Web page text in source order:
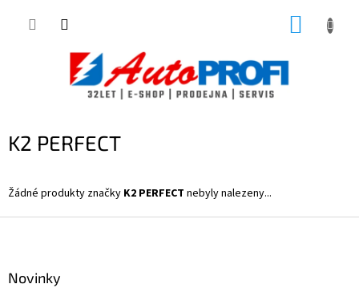
K2 PERFECT
Žádné produkty značky K2 PERFECT nebyly nalezeny...
Novinky